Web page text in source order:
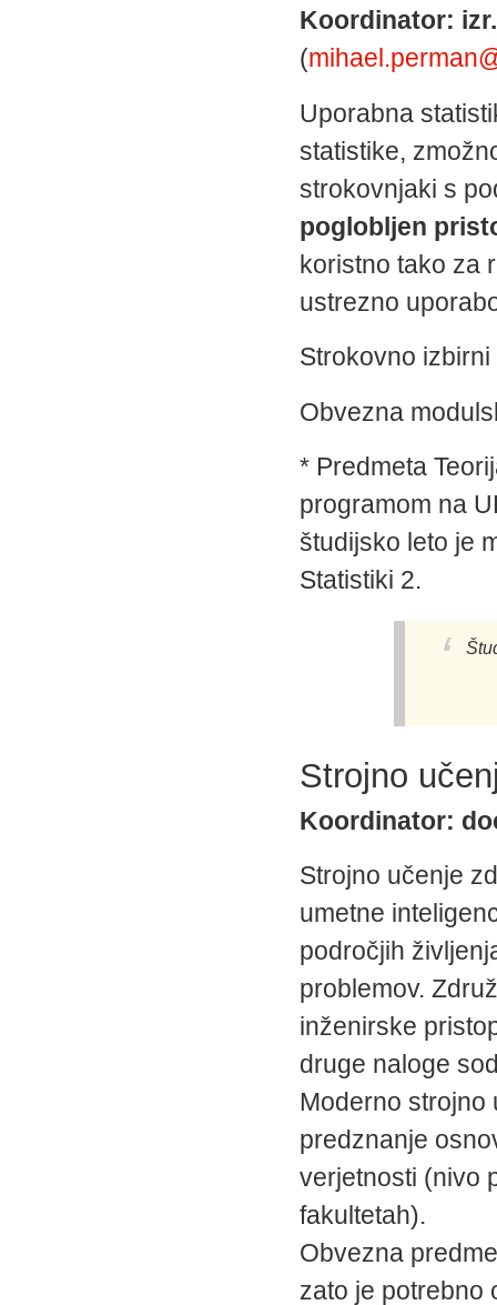
Koordinator:
(
Uporabna
statistike,
strokovnjaki s
poglobljen
koristno tako za
ustrezno
Strokovno
Obvezna
* Predmeta
programom na
študijsko leto je
Statistiki 2.
Strojno
Koordinator:
Strojno učenje
umetne
področjih
problemov.
inženirske
druge naloge
Moderno strojno
predznanje
verjetnosti (nivo
fakultetah).
Obvezna
zato je potrebno